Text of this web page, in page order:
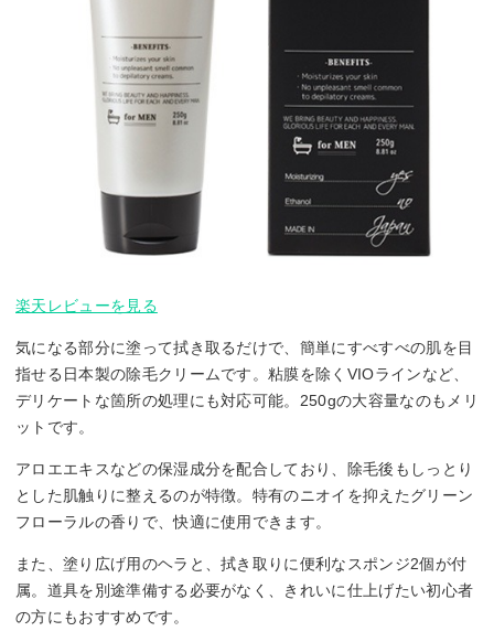
楽天レビューを見る
気になる部分に塗って拭き取るだけで、簡単にすべすべの肌を目
指せる日本製の除毛クリームです。粘膜を除くVIOラインなど、
デリケートな箇所の処理にも対応可能。250gの大容量なのもメリ
ットです。
アロエエキスなどの保湿成分を配合しており、除毛後もしっとり
とした肌触りに整えるのが特徴。特有のニオイを抑えたグリーン
フローラルの香りで、快適に使用できます。
また、塗り広げ用のヘラと、拭き取りに便利なスポンジ2個が付
属。道具を別途準備する必要がなく、きれいに仕上げたい初心者
の方にもおすすめです。